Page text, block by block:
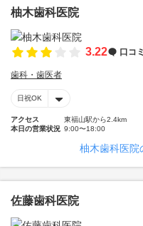
柚木歯科医院
3.22 口コミ
歯科・歯医者
日祝OK
アクセス
東福山駅から2.4km
本日の営業状況 9:00〜18:00
柚木歯科医院
佐藤歯科医院